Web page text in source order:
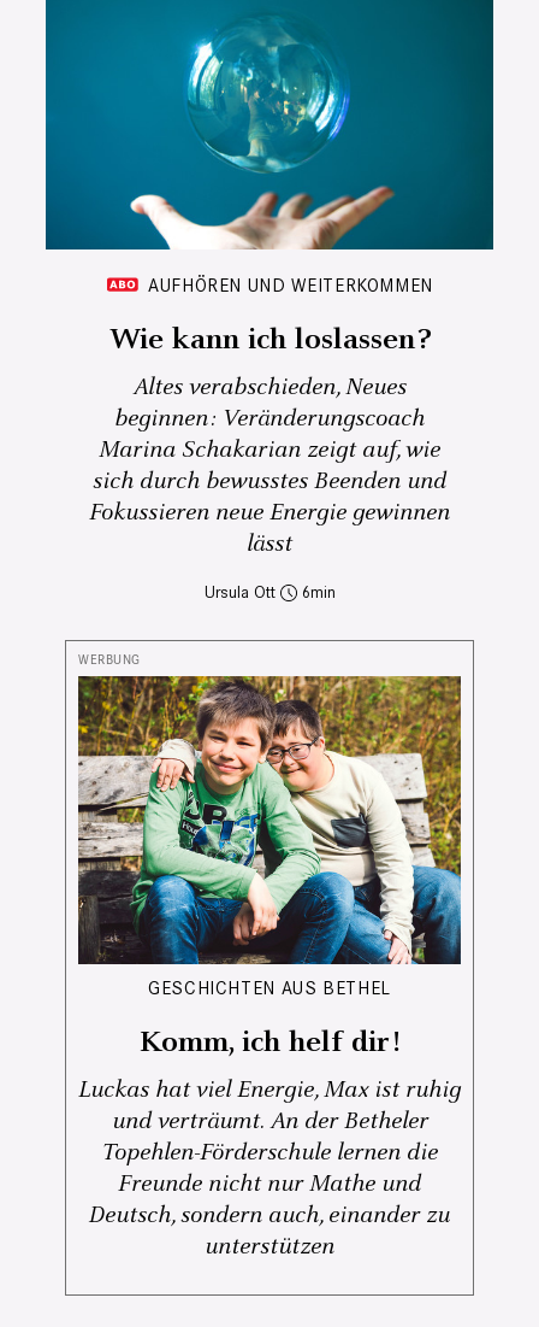
AUFHÖREN UND WEITERKOMMEN
Wie kann ich loslassen?
Altes verabschieden, Neues
beginnen: Veränderungscoach
Marina Schakarian zeigt auf, wie
sich durch bewusstes Beenden und
Fokussieren neue Energie gewinnen
lässt
Ursula Ott 6
GESCHICHTEN AUS BETHEL
Komm, ich helf dir!
Luckas hat viel Energie, Max ist ruhig
und verträumt. An der Betheler
Topehlen-Förderschule lernen die
Freunde nicht nur Mathe und
Deutsch, sondern auch, einander zu
unterstützen